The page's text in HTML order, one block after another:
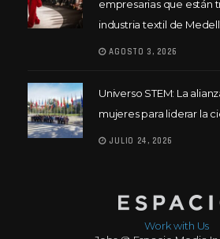
empresarias que están
industria textil de
AGOSTO 3, 2026
Universo STEM: La
mujeres para liderar la
JULIO 24, 2026
Work with Us